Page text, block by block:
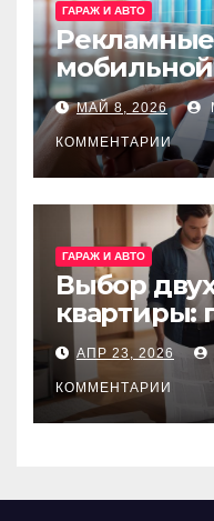
ГАРАЖ И АВТО
Рекламные
мобильной
ключевые
принципы
МАЙ 8, 2026
КОММЕНТАРИИ
ГАРАЖ И АВТО
Выбор
квартиры:
состояние
проверка
АПР 23, 2026
КОММЕНТАРИИ